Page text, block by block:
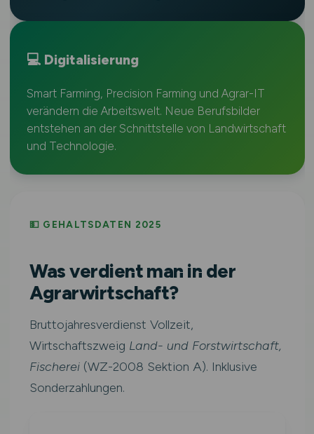
💻 Digitalisierung
Smart Farming, Precision Farming und Agrar-IT
verändern die Arbeitswelt. Neue Berufsbilder
entstehen an der Schnittstelle von Landwirtschaft
und Technologie.
💵 GEHALTSDATEN 2025
Was verdient man in der
Agrarwirtschaft?
Bruttojahresverdienst Vollzeit,
Wirtschaftszweig Land- und Forstwirtschaft,
Fischerei(WZ-2008 Sektion A). Inklusive
Sonderzahlungen.